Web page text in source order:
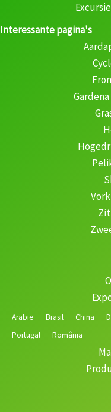
Interessante pagina's
Arabie Brasil China
Portugal
România